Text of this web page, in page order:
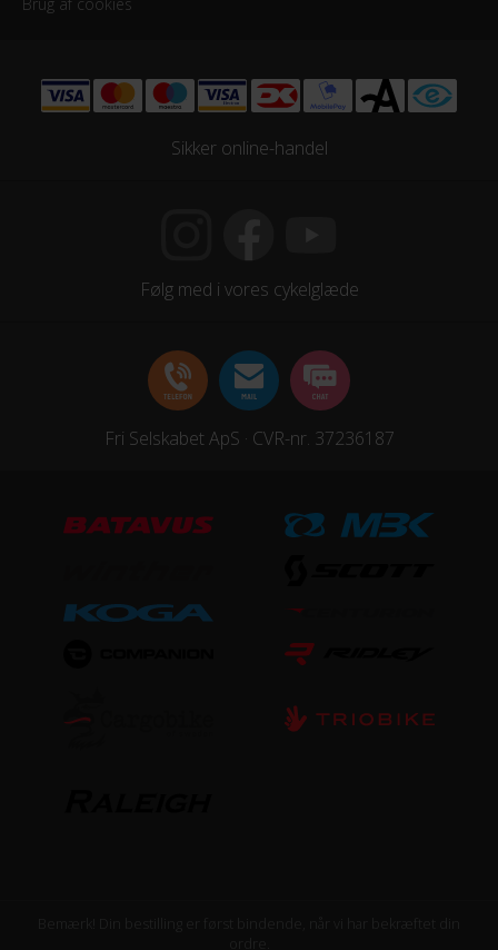
28″
Stelmateriale
Steltype
UDSTYR
Brug af cookies
Sikker online-handel
Følg med i vores cykelglæde
Fri Selskabet ApS · CVR-nr. 37236187